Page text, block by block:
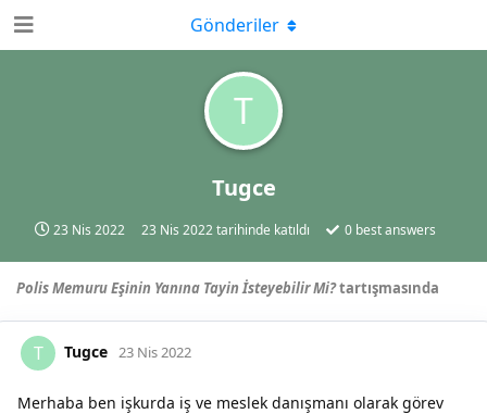
T
Tugce
23 Nis 2022 23 Nis 2022tarihinde katıldı 0 best answers
Gönderiler
Polis Memuru Eşinin Yanına Tayin İsteyebilir Mi?tartışmasında
T Tugce 23 Nis 2022
Merhaba ben işkurda iş ve meslek danışmanı olarak görev